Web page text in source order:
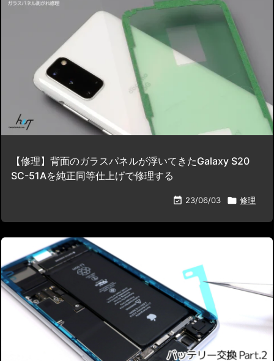
【修理】背面のガラスパネルが浮いてきたGalaxy S20
SC-51Aを純正同等仕上げで修理する
 23/06/03  修理